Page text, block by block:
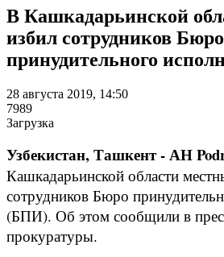
В Кашкадарьинской
избил сотрудников Бюро
принудительного
28 августа 2019, 14:50
7989
Загрузка
Узбекистан, Ташкент - АН
Кашкадарьинской области
сотрудников Бюро
(БПИ). Об этом сообщили в
прокуратуры.